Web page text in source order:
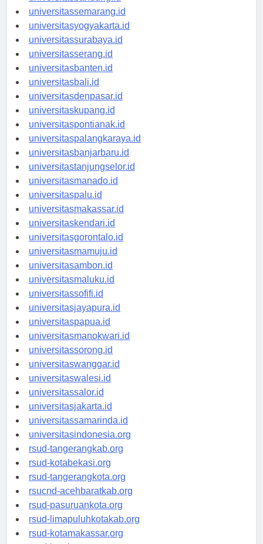
universitasbandung.id
universitassemarang.id
universitasyogyakarta.id
universitassurabaya.id
universitasserang.id
universitasbanten.id
universitasbali.id
universitasdenpasar.id
universitaskupang.id
universitaspontianak.id
universitaspalangkaraya.id
universitasbanjarbaru.id
universitastanjungselor.id
universitasmanado.id
universitaspalu.id
universitasmakassar.id
universitaskendari.id
universitasgorontalo.id
universitasmamuju.id
universitasambon.id
universitasmaluku.id
universitassofifi.id
universitasjayapura.id
universitaspapua.id
universitasmanokwari.id
universitassorong.id
universitaswanggar.id
universitaswalesi.id
universitassalor.id
universitasjakarta.id
universitassamarinda.id
universitasindonesia.org
rsud-tangerangkab.org
rsud-kotabekasi.org
rsud-tangerangkota.org
rsucnd-acehbaratkab.org
rsud-pasuruankota.org
rsud-limapuluhkotakab.org